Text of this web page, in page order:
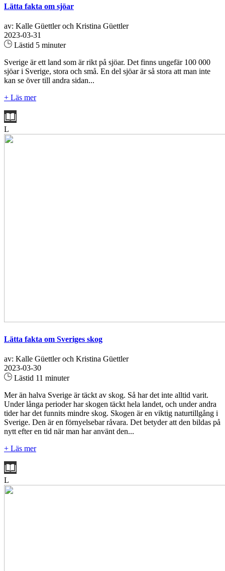
Lätta fakta om sjöar
av: Kalle Güettler och Kristina Güettler
2023-03-31
Lästid 5 minuter
Sverige är ett land som är rikt på sjöar. Det finns ungefär 100 000
sjöar i Sverige, stora och små. En del sjöar är så stora att man inte
kan se över till andra sidan...
+ Läs mer
L
Lätta fakta om Sveriges skog
av: Kalle Güettler och Kristina Güettler
2023-03-30
Lästid 11 minuter
Mer än halva Sverige är täckt av skog. Så har det inte alltid varit.
Under långa perioder har skogen täckt hela landet, och under andra
tider har det funnits mindre skog. Skogen är en viktig naturtillgång i
Sverige. Den är en förnyelsebar råvara. Det betyder att den bildas på
nytt efter en tid när man har använt den...
+ Läs mer
L